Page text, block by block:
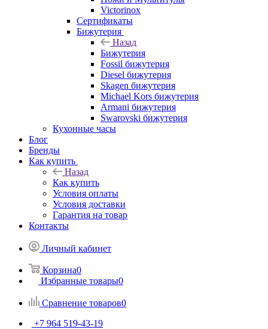
Victorinox
Сертификаты
Бижутерия
Назад
Бижутерия
Fossil бижутерия
Diesel бижутерия
Skagen бижутерия
Michael Kors бижутерия
Armani бижутерия
Swarovski бижутерия
Кухонные часы
Блог
Бренды
Как купить
Назад
Как купить
Условия оплаты
Условия доставки
Гарантия на товар
Контакты
Личный кабинет
Корзина0
Избранные товары0
Сравнение товаров0
+7 964 519-43-19